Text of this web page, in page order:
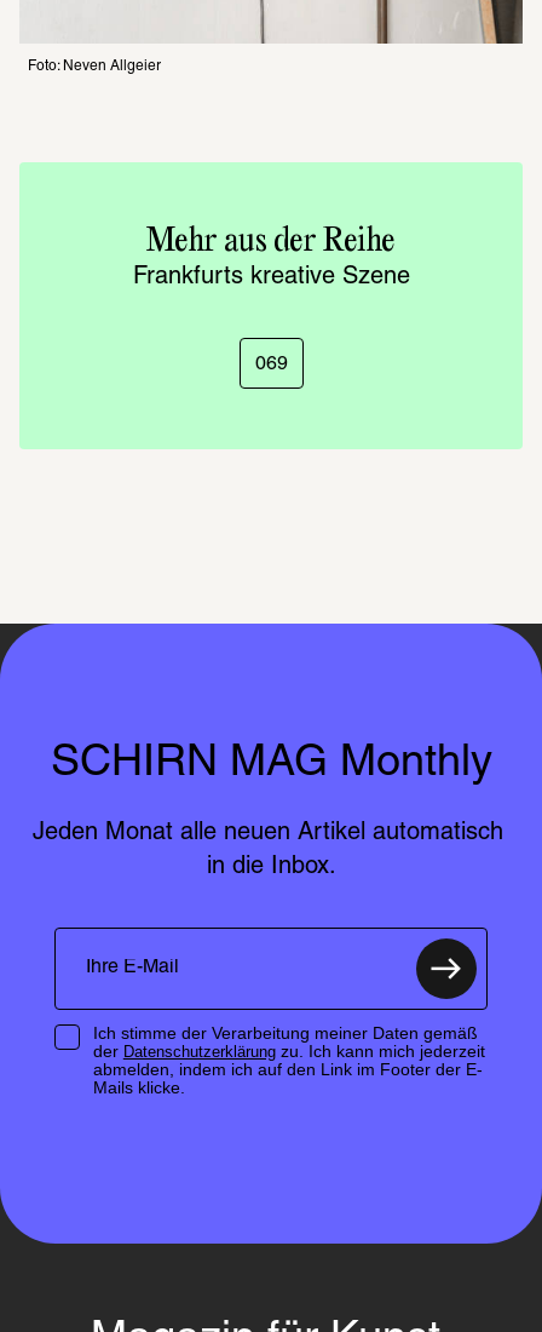
Foto: Neven Allgeier
Mehr aus der Reihe
Frankfurts kreative Szene
069
SCHIRN MAG Monthly
Jeden Monat alle neuen Artikel automatisch
in die Inbox.
Ich stimme der Verarbeitung meiner Daten gemäß
der Datenschutzerklärungzu. Ich kann mich jederzeit
abmelden, indem ich auf den Link im Footer der E-
Mails klicke.